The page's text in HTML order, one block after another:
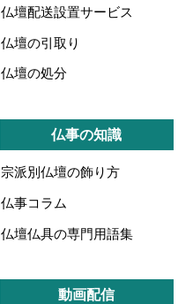
仏壇配送設置サービス
仏壇の引取り
仏壇の処分
仏事の知識
宗派別仏壇の飾り方
仏事コラム
仏壇仏具の専門用語集
動画配信